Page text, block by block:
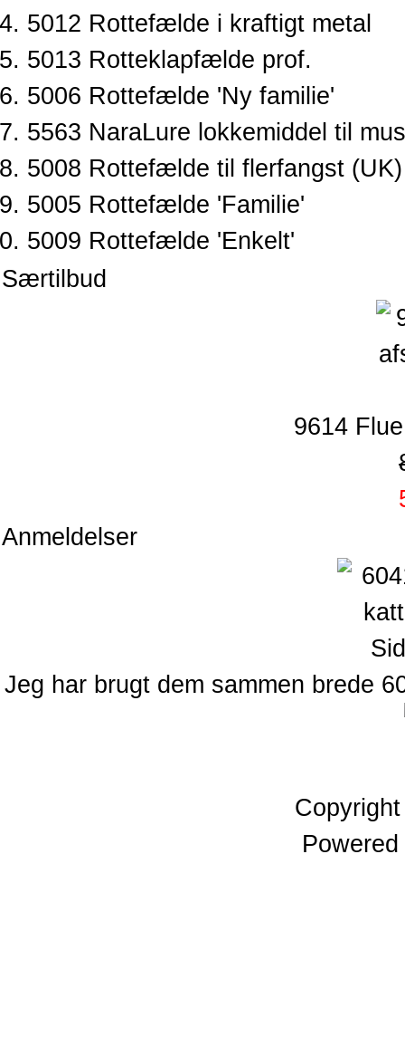
5012 Rottefælde i kraftigt metal
5013 Rotteklapfælde prof.
5006 Rottefælde 'Ny familie'
5563 NaraLure lokkemiddel til
5008 Rottefælde til flerfangst (UK)
5005 Rottefælde 'Familie'
5009 Rottefælde 'Enkelt'
Særtilbud
9614
Anmeldelser
Jeg har brugt dem sammen brede